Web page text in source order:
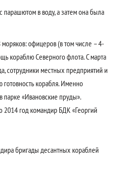
в воду, а затем она была
офицеров (в том числе – 4-
кораблю Северного флота. С марта
сотрудники местных предприятий и
корабля. Именно
парке «Ивановские пруды».
2014 год командир БДК «Георгий
бригады десантных кораблей